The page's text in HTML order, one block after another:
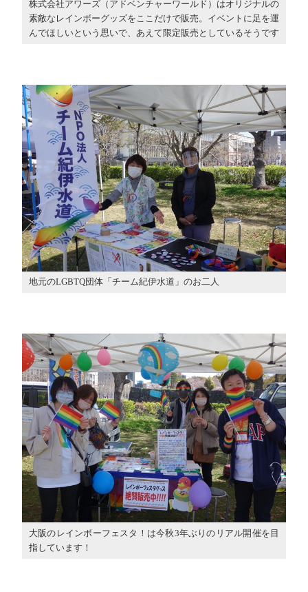
株式会社アワーズ（アドベンチャーワールド）はオリジナルの
素敵なレインボーグッズをここだけで販売。イベントに足を運
んでほしいという思いで、あえて限定販売としているそうです
地元のLGBTQ団体「チーム紀伊水道」のお二人
大阪のレインボーフェスタ！は今秋3年ぶりのリアル開催を目
指しています！